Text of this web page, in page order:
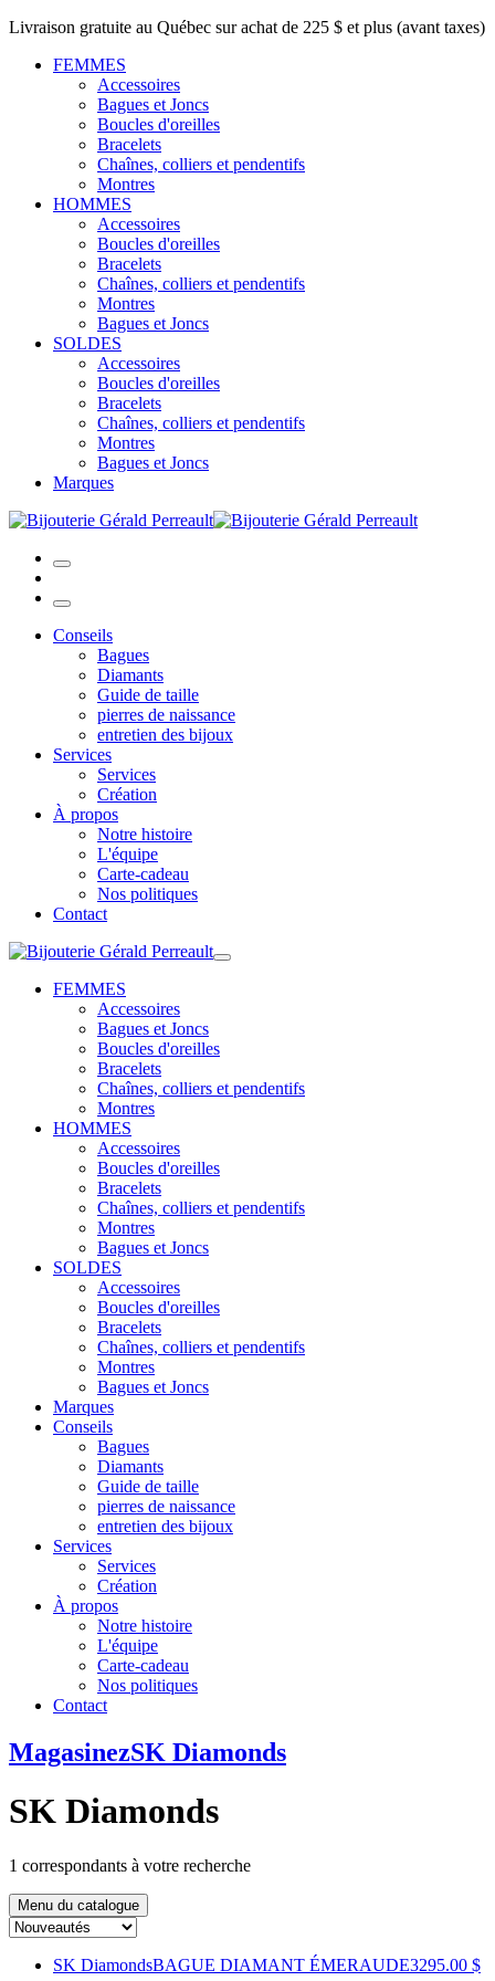
Livraison gratuite au Québec sur achat de 225 $ et plus (avant taxes)
FEMMES
Accessoires
Bagues et Joncs
Boucles d'oreilles
Bracelets
Chaînes, colliers et pendentifs
Montres
HOMMES
Accessoires
Boucles d'oreilles
Bracelets
Chaînes, colliers et pendentifs
Montres
Bagues et Joncs
SOLDES
Accessoires
Boucles d'oreilles
Bracelets
Chaînes, colliers et pendentifs
Montres
Bagues et Joncs
Marques
Conseils
Bagues
Diamants
Guide de taille
pierres de naissance
entretien des bijoux
Services
Services
Création
À propos
Notre histoire
L'équipe
Carte-cadeau
Nos politiques
Contact
FEMMES
Accessoires
Bagues et Joncs
Boucles d'oreilles
Bracelets
Chaînes, colliers et pendentifs
Montres
HOMMES
Accessoires
Boucles d'oreilles
Bracelets
Chaînes, colliers et pendentifs
Montres
Bagues et Joncs
SOLDES
Accessoires
Boucles d'oreilles
Bracelets
Chaînes, colliers et pendentifs
Montres
Bagues et Joncs
Marques
Conseils
Bagues
Diamants
Guide de taille
pierres de naissance
entretien des bijoux
Services
Services
Création
À propos
Notre histoire
L'équipe
Carte-cadeau
Nos politiques
Contact
MagasinezSK Diamonds
SK Diamonds
1 correspondants à votre recherche
Menu du catalogue
SK DiamondsBAGUE DIAMANT ÉMERAUDE3295.00 $